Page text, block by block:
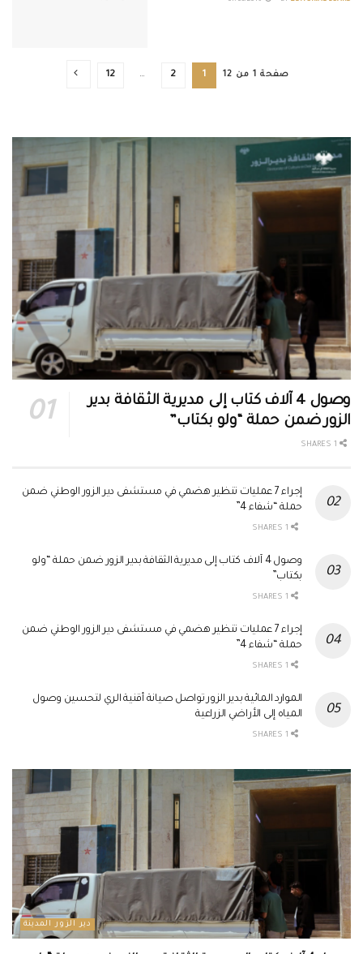
صفحة 1 من 12 1
2
…
12
وصول 4 آلاف كتاب إلى مديرية الثقافة بدير
الزور ضمن حملة “ولو بكتاب”
إجراء 7 عمليات تنظير هضمي في مستشفى دير الزور الوطني ضمن
حملة “شفاء 4”
وصول 4 آلاف كتاب إلى مديرية الثقافة بدير الزور ضمن حملة “ولو
بكتاب”
إجراء 7 عمليات تنظير هضمي في مستشفى دير الزور الوطني ضمن
حملة “شفاء 4”
الموارد المائية بدير الزور تواصل صيانة أقنية الري لتحسين وصول
المياه إلى الأراضي الزراعية
دير الزور المدينة